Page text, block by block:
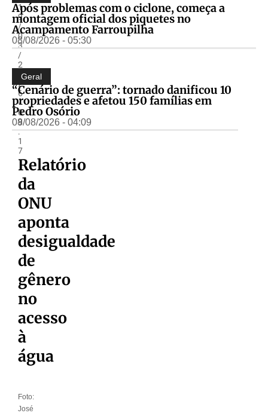
1
9
/
0
3
/
2
0
2
6
-
0
9
:
1
7
Relatório
da
ONU
aponta
desigualdade
de
gênero
no
acesso
à
água
Foto:
José
Após problemas com o ciclone, começa a
montagem oficial dos piquetes no
Acampamento Farroupilha
08/08/2026 - 05:30
Geral
“Cenário de guerra”: tornado danificou 10
propriedades e afetou 150 famílias em
Pedro Osório
08/08/2026 - 04:09